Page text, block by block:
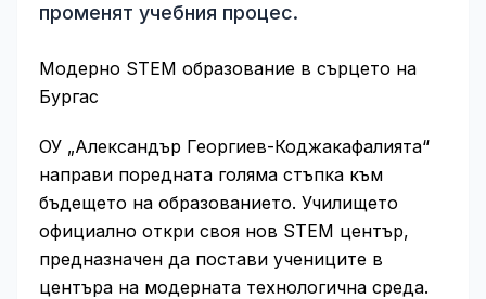
променят учебния процес.
Модерно STEM образование в сърцето на
Бургас
ОУ „Александър Георгиев-Коджакафалията“
направи поредната голяма стъпка към
бъдещето на образованието. Училището
официално откри своя нов STEM център,
предназначен да постави учениците в
центъра на модерната технологична среда.